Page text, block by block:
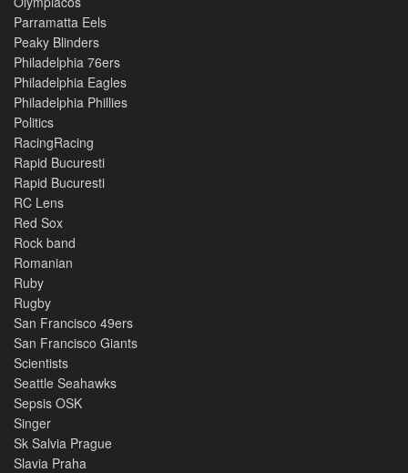
Parramatta Eels
Peaky Blinders
Philadelphia 76ers
Philadelphia Eagles
Philadelphia Phillies
Politics
RacingRacing
Rapid Bucuresti
Rapid Bucuresti
RC Lens
Red Sox
Rock band
Romanian
Ruby
Rugby
San Francisco 49ers
San Francisco Giants
Scientists
Seattle Seahawks
Sepsis OSK
Singer
Sk Salvia Prague
Slavia Praha